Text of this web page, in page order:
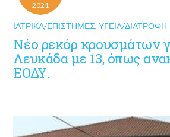
2021
ΙΑΤΡΙΚΆ/ΕΠΙΣΤΉΜΕΣ,ΥΓΕΊΑ/ΔΙΑΤΡΟΦΉ
Νέο ρεκόρ κρουσμάτων
Λευκάδα με 13, όπως
ΕΟΔΥ.